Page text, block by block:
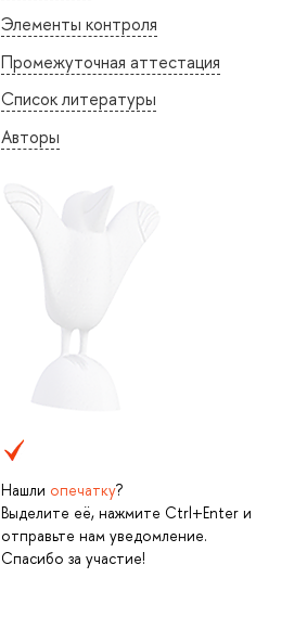
Элементы контроля
Промежуточная аттестация
Список литературы
Авторы
Нашли опечатку?
Выделите её, нажмите Ctrl+Enter и
отправьте нам уведомление.
Спасибо за участие!